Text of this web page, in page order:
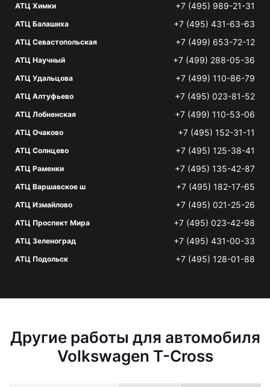
АТЦ Химки +7 (495) 989-21-31
АТЦ Балашиха +7 (495) 431-63-63
АТЦ Севастопольская +7 (499) 653-72-12
АТЦ Научный +7 (499) 288-05-36
АТЦ Удальцова +7 (499) 110-86-79
АТЦ Алтуфьево +7 (495) 023-81-52
АТЦ Лобненская +7 (499) 110-53-06
АТЦ Очаково +7 (495) 152-31-11
АТЦ Солнцево +7 (495) 125-38-41
АТЦ Раменки +7 (495) 135-42-87
АТЦ Варшавское ш +7 (495) 182-17-65
АТЦ Измайлово +7 (495) 021-25-26
АТЦ Проспект Мира +7 (495) 023-42-98
АТЦ Зеленоград +7 (495) 431-00-33
АТЦ Подольск +7 (495) 128-01-88
Другие работы для автомобиля
Volkswagen T-Cross